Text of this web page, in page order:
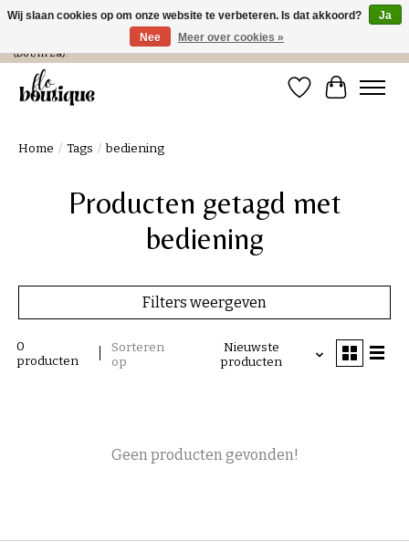
Verzending in NL € 4,99 en gratis bij een bestelling > € 100 of afhalen in de winkel
(Do t/m Za).
Verlanglijst
Home / Tags / bediening
Producten getagd met
bediening
Filters weergeven
0
producten
Sorteren
op
Nieuwste
producten
Geen producten gevonden!
Wij slaan cookies op om onze website te verbeteren. Is dat akkoord?
Ja
Nee
Meer over cookies »